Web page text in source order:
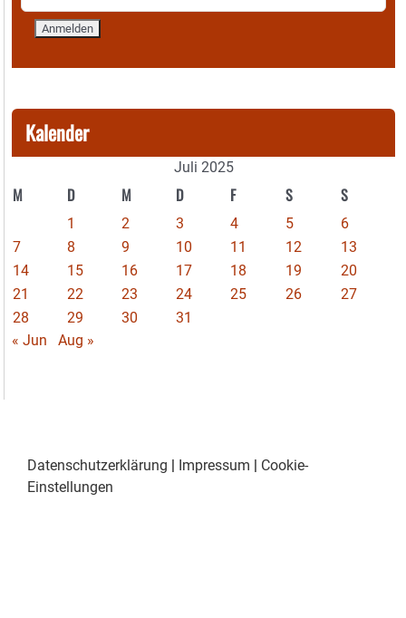
Kalender
Juli 2025
M D M D F S S
1 2 3 4 5
6
7
8 9 10 11 12
13
14
15 16 17 18 19
20
21
22 23 24 25 26
27
28
29 30
31
« Jun
Aug »
Datenschutzerklärung Impressum
Cookie-
Einstellungen